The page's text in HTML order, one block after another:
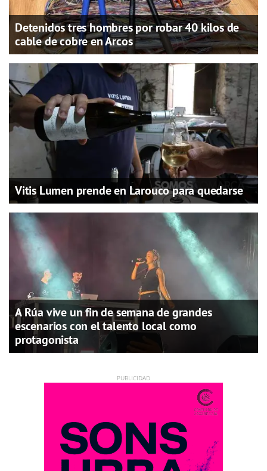
Detenidos tres hombres por robar 40 kilos de
cable de cobre en Arcos
Vitis Lumen prende en Larouco para quedarse
A Rúa vive un fin de semana de grandes
escenarios con el talento local como
protagonista